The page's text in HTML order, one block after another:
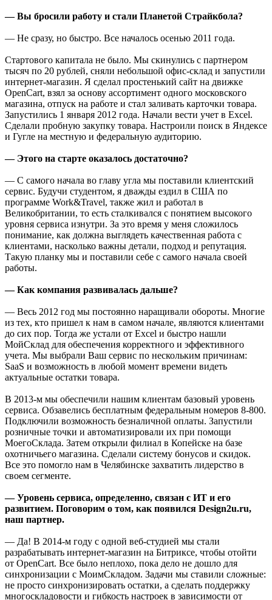
— Вы бросили работу и стали Планетой Страйкбола?
— Не сразу, но быстро. Все началось осенью 2011 года.
Стартового капитала не было. Мы скинулись с партнером
тысяч по 20 рублей, сняли небольшой офис-склад и запустили
интернет-магазин. Я сделал простенький сайт на движке
OpenCart, взял за основу ассортимент одного московского
магазина, отпуск на работе и стал заливать карточки товара.
Запустились 1 января 2012 года. Начали вести учет в Excel.
Сделали пробную закупку товара. Настроили поиск в Яндексе
и Гугле на местную и федеральную аудиторию.
— Этого на старте оказалось достаточно?
— С самого начала во главу угла мы поставили клиентский
сервис. Будучи студентом, я дважды ездил в США по
программе Work&Travel, также жил и работал в
Великобритании, то есть сталкивался с понятием высокого
уровня сервиса изнутри. За это время у меня сложилось
понимание, как должна выглядеть качественная работа с
клиентами, насколько важны детали, подход и репутация.
Такую планку мы и поставили себе с самого начала своей
работы.
— Как компания развивалась дальше?
— Весь 2012 год мы постоянно наращивали обороты. Многие
из тех, кто пришел к нам в самом начале, являются клиентами
до сих пор. Тогда же устали от Excel и быстро нашли
МойСклад для обеспечения корректного и эффективного
учета. Мы выбрали Ваш сервис по нескольким причинам:
SaaS и возможность в любой момент времени видеть
актуальные остатки товара.
В 2013-м мы обеспечили нашим клиентам базовый уровень
сервиса. Обзавелись бесплатным федеральным номеров 8-800.
Подключили возможность безналичной оплаты. Запустили
розничные точки и автоматизировали их при помощи
МоегоСклада. Затем открыли филиал в Копейске на базе
охотничьего магазина. Сделали систему бонусов и скидок.
Все это помогло нам в Челябинске захватить лидерство в
своем сегменте.
— Уровень сервиса, определенно, связан с ИТ и его
развитием. Поговорим о том, как появился Design2u.ru,
наш партнер.
— Да! В 2014-м году с одной веб-студией мы стали
разрабатывать интернет-магазин на Битриксе, чтобы отойти
от OpenCart. Все было неплохо, пока дело не дошло для
синхронизации с МоимСкладом. Задачи мы ставили сложные:
не просто синхронизировать остатки, а сделать поддержку
многоскладовости и гибкость настроек в зависимости от